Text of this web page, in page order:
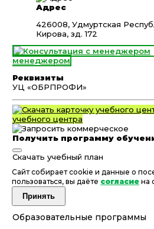
Адрес
426008, Удмуртская
Кирова, зд. 172
менеджером
Реквизиты
УЦ «ОБРПРОФИ»
учебного центра
Получить программу
Скачать учебный план
Сайт собирает cookie и данные о
пользоваться, вы даёте согласие на
Принять
Образовательные программы